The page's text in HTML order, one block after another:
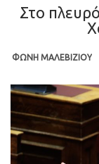
Στο
ΦΩΝΗ ΜΑΛΕΒΙΖΙΟΥ